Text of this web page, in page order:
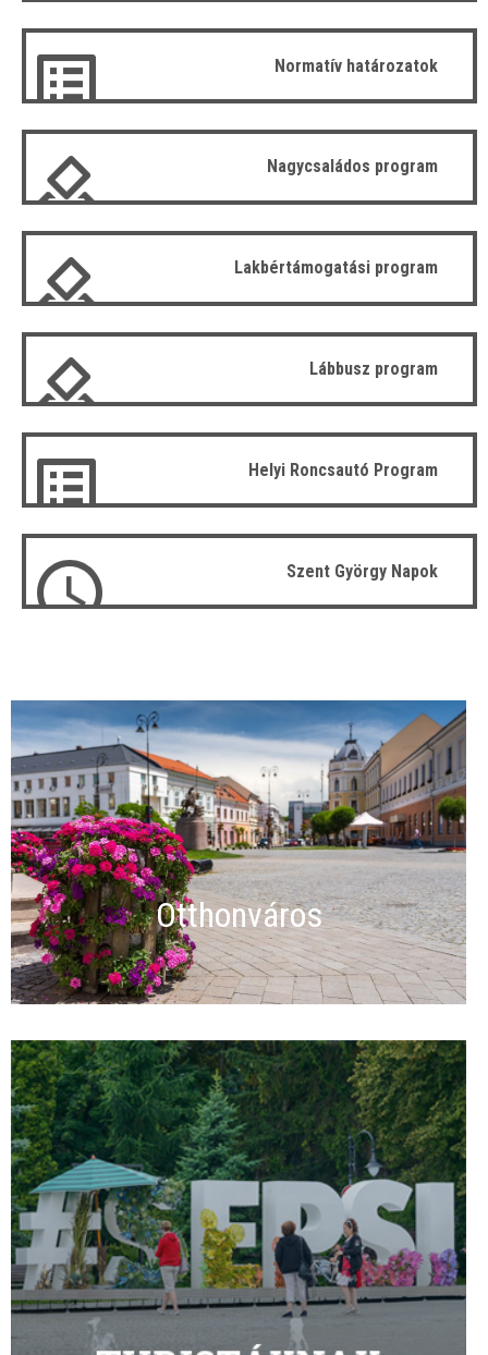
Normatív határozatok
Nagycsaládos program
Lakbértámogatási program
Lábbusz program
Helyi Roncsautó Program
Szent György Napok
Otthonváros